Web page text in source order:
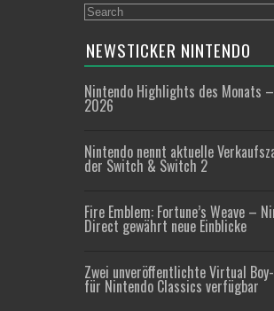
NEWSTICKER NINTENDO
Nintendo Highlights des Monats
2026
Nintendo nennt aktuelle
der Switch & Switch 2
Fire Emblem: Fortune’s Weave –
Direct gewährt neue Einblicke
Zwei unveröffentlichte Virtual
für Nintendo Classics verfügbar